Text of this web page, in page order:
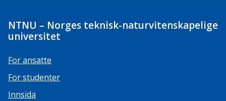
NTNU – Norges teknisk-naturvitenskapelige
universitet
For ansatte
For studenter
Innsida